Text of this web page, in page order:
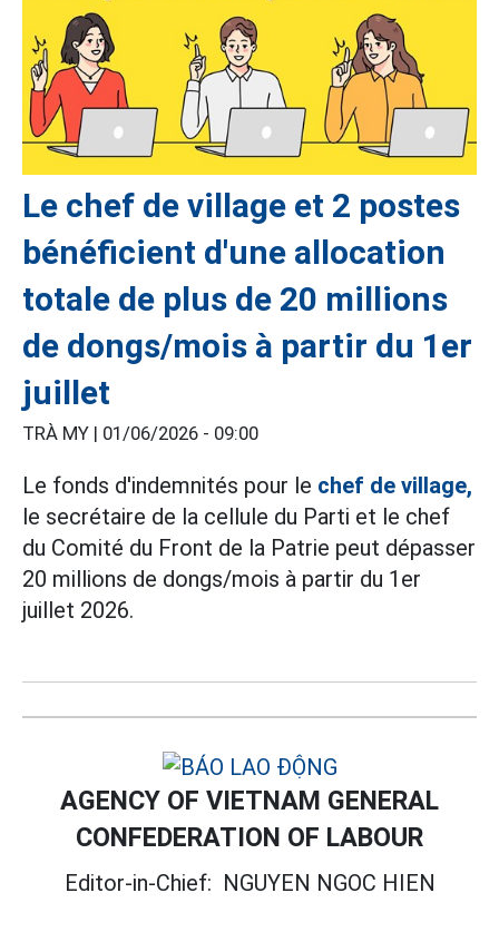
Le chef de village et 2 postes
bénéficient d'une allocation
totale de plus de 20 millions
de dongs/mois à partir du 1er
juillet
TRÀ MY | 01/06/2026 - 09:00
Le fonds d'indemnités pour le chef de village,
le secrétaire de la cellule du Parti et le chef
du Comité du Front de la Patrie peut dépasser
20 millions de dongs/mois à partir du 1er
juillet 2026.
AGENCY OF VIETNAM GENERAL
CONFEDERATION OF LABOUR
Editor-in-Chief: NGUYEN NGOC HIEN